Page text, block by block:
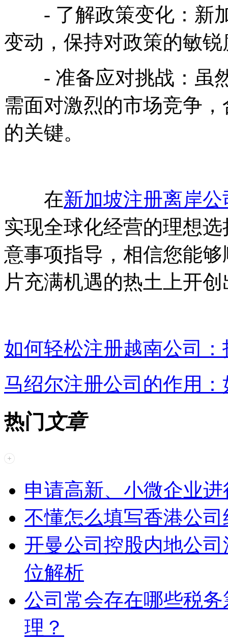
- 了解政策变化：新加
变动，保持对政策的敏
- 准备应对挑战：虽然
需面对激烈的市场竞争
的关键。
在新加坡注册离岸公
实现全球化经营的理想
意事项指导，相信您能
片充满机遇的热土上开
如何轻松注册越南公司
马绍尔注册公司的作用
热门 文章
申请高新、小微企业
不懂怎么填写香港公
开曼公司控股内地公
位解析
公司常会存在哪些税
理？